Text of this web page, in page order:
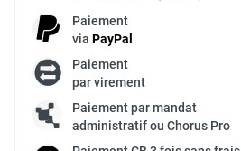
Paiement
via PayPal
Paiement
par virement
Paiement par mandat
administratif ou Chorus Pro